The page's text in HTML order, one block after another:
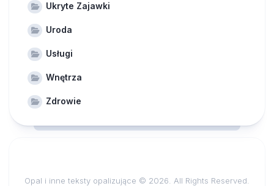
Ukryte Zajawki
Uroda
Usługi
Wnętrza
Zdrowie
Opal i inne teksty opalizujące © 2026. All Rights Reserved.